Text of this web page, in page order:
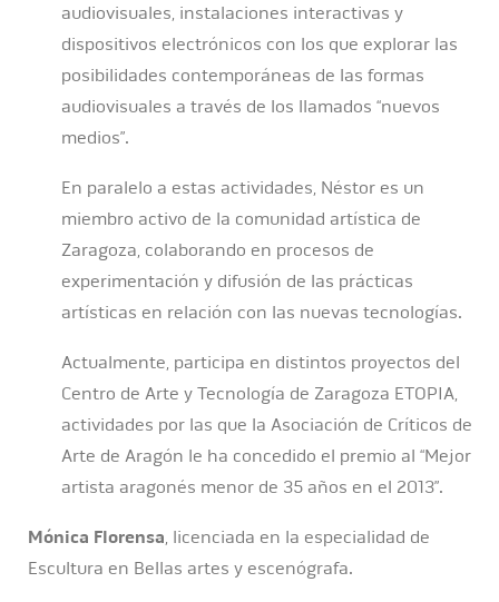
audiovisuales, instalaciones interactivas y
dispositivos electrónicos con los que explorar las
posibilidades contemporáneas de las formas
audiovisuales a través de los llamados “nuevos
medios”.
En paralelo a estas actividades, Néstor es un
miembro activo de la comunidad artística de
Zaragoza, colaborando en procesos de
experimentación y difusión de las prácticas
artísticas en relación con las nuevas tecnologías.
Actualmente, participa en distintos proyectos del
Centro de Arte y Tecnología de Zaragoza ETOPIA,
actividades por las que la Asociación de Críticos de
Arte de Aragón le ha concedido el premio al “Mejor
artista aragonés menor de 35 años en el 2013”.
Mónica Florensa, licenciada en la especialidad de
Escultura en Bellas artes y escenógrafa.